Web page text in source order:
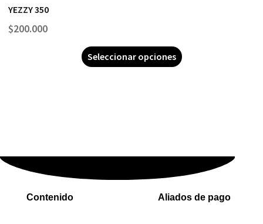
YEZZY 350
$200.000
Seleccionar opciones
Contenido
Aliados de pago